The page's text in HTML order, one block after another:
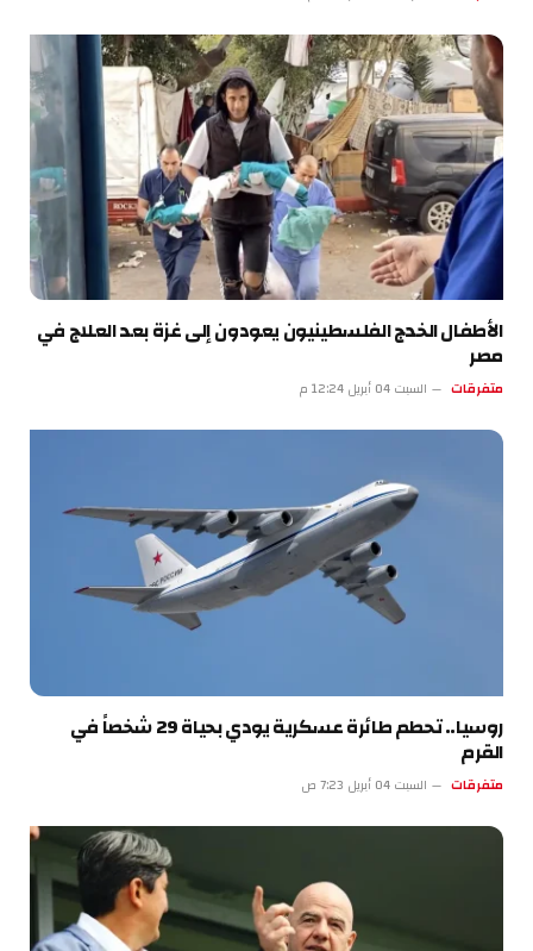
الأطفال الخدج الفلسطينيون يعودون إلى غزة بعد العلاج في
مصر
متفرقات السبت 04 أبريل 12:24 م
روسيا.. تحطم طائرة عسكرية يودي بحياة 29 شخصاً في
القرم
متفرقات السبت 04 أبريل 7:23 ص